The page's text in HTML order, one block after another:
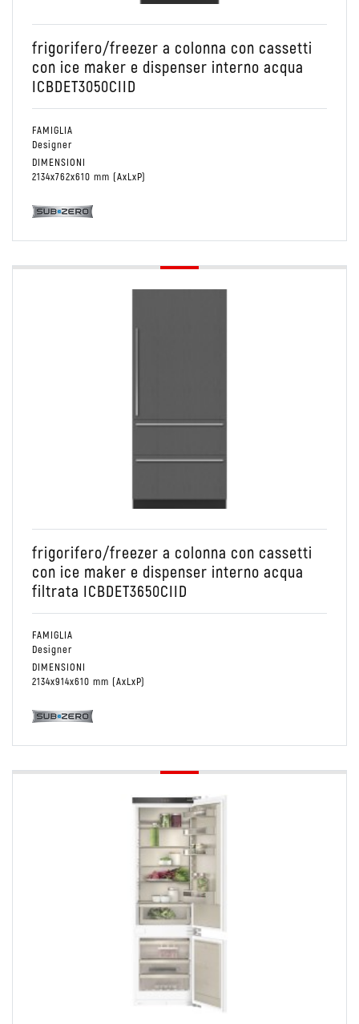
frigorifero/freezer a colonna con cassetti
con ice maker e dispenser interno acqua
ICBDET3050CIID
FAMIGLIA
Designer
DIMENSIONI
2134x762x610 mm (AxLxP)
frigorifero/freezer a colonna con cassetti
con ice maker e dispenser interno acqua
filtrata ICBDET3650CIID
FAMIGLIA
Designer
DIMENSIONI
2134x914x610 mm (AxLxP)
Conservare
Combinato Frigo/Freezer
Conservare
Colonna
Combinato Frigo/Freezer